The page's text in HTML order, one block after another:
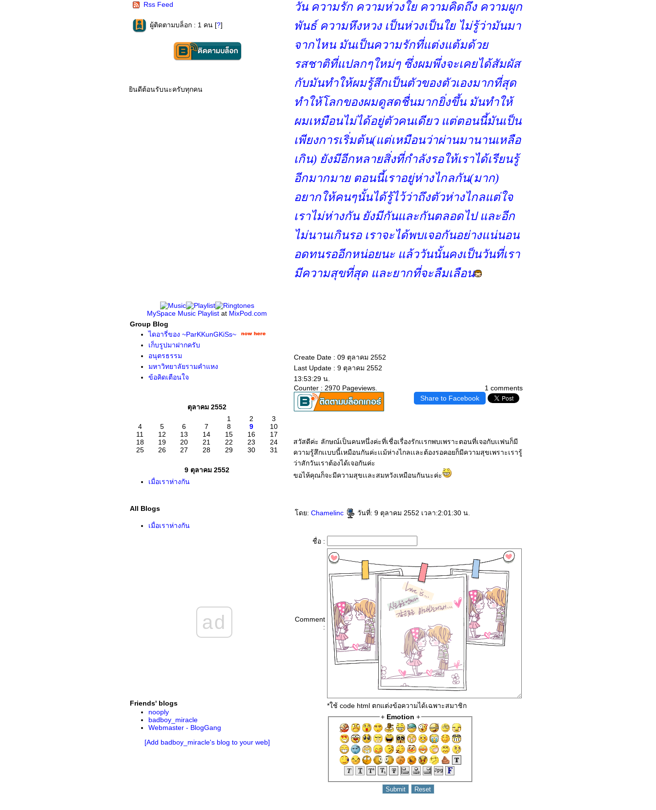
Rss Feed
ผู้ติดตามบล็อก : 1 คน [?]
ินดีต้อนรับนะครับทุกคน
MySpace Music Playlist at MixPod.com
Group Blog
ไดอารี่ของ ~ParKKunGKiSs~
เก็บรูปมาฝากครับ
อนุตรธรรม
มหาวิทยาลัยรามคำแหง
ข้อคิดเตือนใจ
ตุลาคม 2552
1
2
3
4
5 6 7 8 9
10
11
12 13 14 15 16
17
18
19 20 21 22 23
24
25
26 27 28 29 30 31
9 ตุลาคม 2552
เมื่อเราห่างกัน
All Blogs
เมื่อเราห่างกัน
ad
Friends' blogs
nooply
badboy_miracle
Webmaster - BlogGang
[Add badboy_miracle's blog to your web]
วัน ความรัก ความห่วงใย ความคิดถึง ความผูก
พันธ์ ความหึงหวง เป็นห่วงเป็นใย ไม่รู้ว่ามันมา
จากไหน มันเป็นความรักที่แต่งแต้มด้ว
รสชาติที่แปลกๆใหม่ๆ ซึ่งผมพึ่งจะเคยได้สัมผัส
กับมันทำให้ผมรู้สึกเป็นตัวของตัวเองมากที่สุด
ทำให้โลกของผมดูสดชื่นมากยิ่งขึ้น มันทำให้
ผมเหมือนไม่ได้อยู่ตัวคนเดียว แต่ตอนนี้มันเป็น
เพียงการเริ่มต้น(แต่เหมือนว่าผ่านมานานเหลือ
เกิน) ยังมีอีกหลายสิ่งที่กำลังรอให้เราได้เรียนรู้
อีกมากมาย ตอนนี้เราอยู่ห่างไกลกัน(มาก)
อยากให้คนๆนั้นได้รู้ไว้ว่าถึงตัวห่างไกลแต่ใจ
เราไม่ห่างกัน ยังมีกันและกันตลอดไป และอีก
ไม่นานเกินรอ เราจะได้พบเจอกันอย่างแน่นอน
อดทนรออีกหน่อยนะ แล้ววันนั้นคงเป็นวันที่เรา
มีความสุขที่สุด และยากที่จะลืมเลือน
Create Date : 09 ตุลาคม 2552
Last Update : 9 ตุลาคม 2552
13:53:29 น.
1 comments
Counter : 2970 Pageviews.
Share to Facebook
สวัสดีค่ะ ลักษณ์เป็นคนหนึ่งค่ะที่เชื่อเรื่องรักเเรกพบเพราะตอนที่เจอกับเเฟนก็มี
ความรู้สึกเเบบนี้เหมือนกันค่ะเเม้ห่างไกลเเละต้องรอคอยก็มีความสุขเพราะเรารู้
ว่าสักวันเราต้องได้เจอกันค่ะ
ขอไห้คุณก็จะมีความสุขเเละสมหวังเหมือนกันนะค่ะ
ดย: Chamelinc วันที่: 9 ตุลาคม 2552 เวลา:2:01:30 น.
ชื่อ :
Comment
:
*ใช้ code html ตกแต่งข้อความได้เฉพาะสมาชิก
+ Emotion +